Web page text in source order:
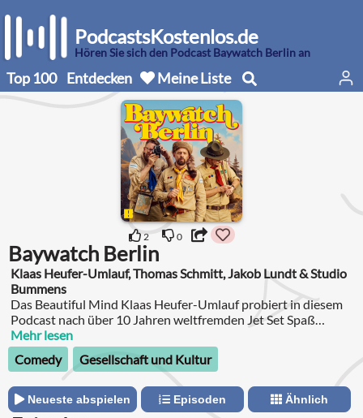
PodcastsKostenlos.de
Hören Sie sich den Podcast Baywatch Berlin an
Top 100 Entdecken Meine Liste
2 0
Baywatch Berlin
Klaas Heufer-Umlauf, Thomas Schmitt, Jakob Lundt & Studio
Bummens
Das Beautiful Mind Klaas Heufer-Umlauf probiert in diesem
Podcast nach über 10 Jahren weltfremden Jet Set Spaß
Kontakt zur echten Welt aufzunehmen.
Mehr lesen
Comedy
Gesellschaft und Kultur
Neueste abspielen Episoden Ähnlich